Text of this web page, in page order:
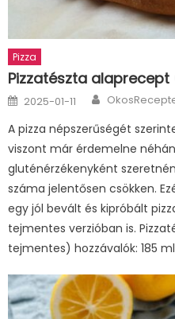
Pizza
Pizzatészta
Posted
on
2025-01-11 Author
A pizza népszerűségét
viszont már érdemelne
gluténérzékenyként
száma jelentősen csökken.
egy jól bevált és kipróbált
tejmentes verzióban is.
tejmentes) hozzávalók: 185